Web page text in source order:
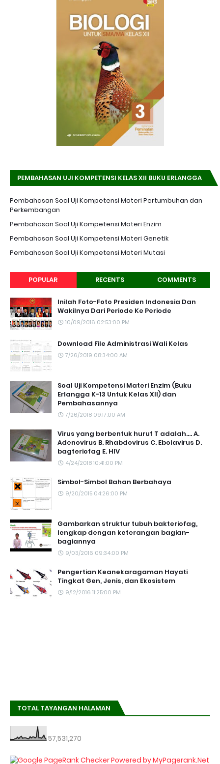
PEMBAHASAN UJI KOMPETENSI KELAS XII BUKU ERLANGGA
Pembahasan Soal Uji Kompetensi Materi Pertumbuhan dan
Perkembangan
Pembahasan Soal Uji Kompetensi Materi Enzim
Pembahasan Soal Uji Kompetensi Materi Genetik
Pembahasan Soal Uji Kompetensi Materi Mutasi
POPULAR RECENTS COMMENTS
Inilah Foto-Foto Presiden Indonesia Dan
Wakilnya Dari Periode Ke Periode
10/09/2016 02:53:00 PM
Download File Administrasi Wali Kelas
7/26/2019 08:34:00 AM
Soal Uji Kompetensi Materi Enzim (Buku
Erlangga K-13 Untuk Kelas XII) dan
Pembahasannya
7/26/2018 09:17:00 AM
Virus yang berbentuk huruf T adalah.... A.
Adenovirus B. Rhabdovirus C. Ebolavirus D.
bagteriofag E. HIV
4/24/2018 10:41:00 PM
Simbol-Simbol Bahan Berbahaya
9/20/2015 04:26:00 PM
Gambarkan struktur tubuh bakteriofag,
lengkap dengan keterangan bagian-
bagiannya
9/03/2016 09:34:00 PM
Pengertian Keanekaragaman Hayati
Tingkat Gen, Jenis, dan Ekosistem
9/12/2016 11:25:00 PM
TOTAL TAYANGAN HALAMAN
57,531,270